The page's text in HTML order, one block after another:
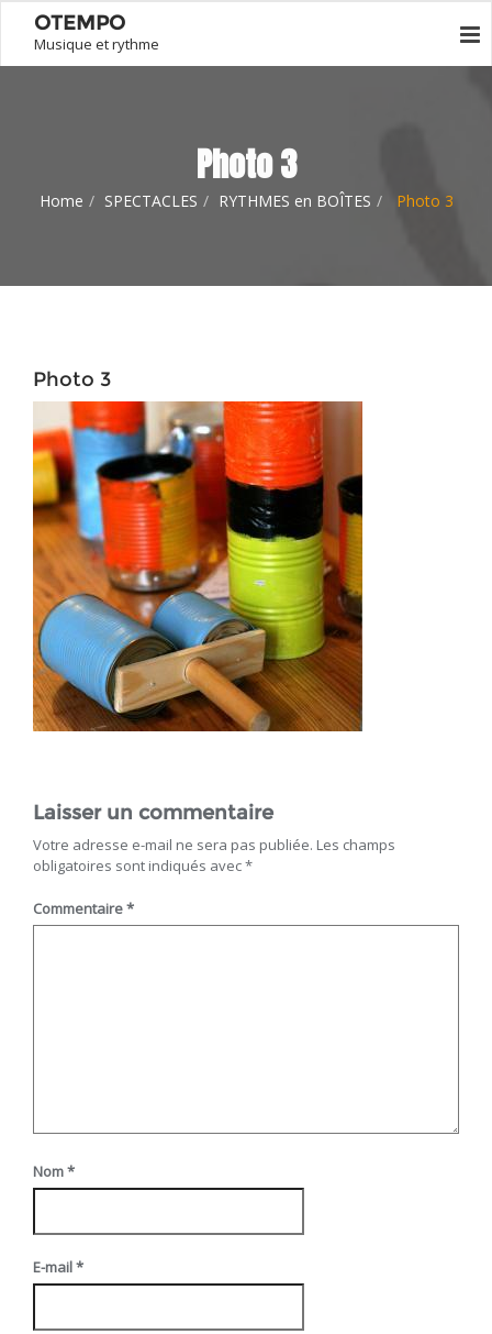
OTEMPO
Musique et rythme
Photo 3
Home SPECTACLES RYTHMES en BOÎTES Photo 3
Photo 3
Laisser un commentaire
Votre adresse e-mail ne sera pas publiée. Les champs
obligatoires sont indiqués avec*
Commentaire*
Nom*
E-mail*